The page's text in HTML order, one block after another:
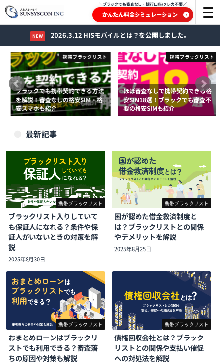
＼ブラックでも審査なし・銀行口座/クレカ不要／
かんたん料金シミュレーション
NEW 2026.3.12 HISモバイルとは？を公開しました。
携帯ブラックリスト
ブラックでも携帯契約できる方法
を解説！審査なしの格安SIM・格
安スマホも紹介
携帯ブラックリスト
ほぼ審査なしで携帯契約できる格
安SIM18選！ブラックでも審査不
要の格安SIMも紹介
最新記事
携帯ブラックリスト
ブラックリスト入りしていて
も保証人になれる？条件や保
証人がいないときの対策を解
説
2025年8月30日
携帯ブラックリスト
国が認めた借金救済制度と
は？ブラックリストとの関係
やデメリットを解説
2025年8月25日
携帯ブラックリスト
おまとめローンはブラックリ
ストでも利用できる？審査落
ちの原因や対策も解説
携帯ブラックリスト
債権回収会社とは？ブラック
リストとの関係や支払い催促
への対処法を解説